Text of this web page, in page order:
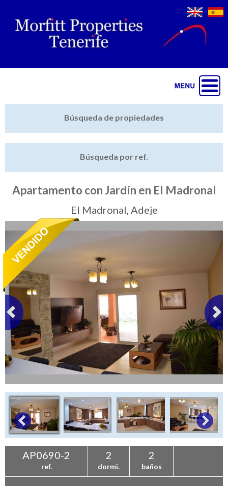
Vender mi propiedad
Destacado
+ Contáctenos
Buscar propiedad
Búsqueda de propiedades
Búsqueda por ref.
Apartamento con Jardín en El Madronal
El Madronal, Adeje
AP0690-2
ref.
2
dormi.
2
baños